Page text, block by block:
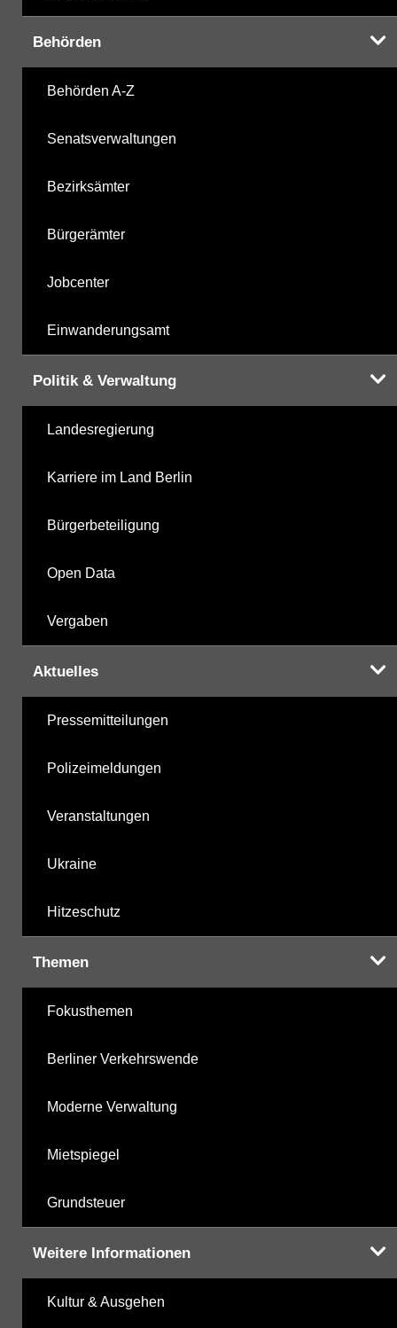
Behörden
Behörden A-Z
Senatsverwaltungen
Bezirksämter
Bürgerämter
Jobcenter
Einwanderungsamt
Politik & Verwaltung
Landesregierung
Karriere im Land Berlin
Bürgerbeteiligung
Open Data
Vergaben
Aktuelles
Pressemitteilungen
Polizeimeldungen
Veranstaltungen
Ukraine
Hitzeschutz
Themen
Fokusthemen
Berliner Verkehrswende
Moderne Verwaltung
Mietspiegel
Grundsteuer
Weitere Informationen
Kultur & Ausgehen